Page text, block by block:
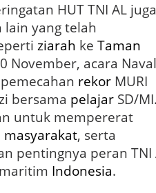
HUT TNI AL juga
lain yang telah
ziarah ke Taman
November, acara Naval
rekorMURI
bersama pelajarSD/MI.
untuk mempererat
masyarakat, serta
pentingnya peran TNI
Indonesia.